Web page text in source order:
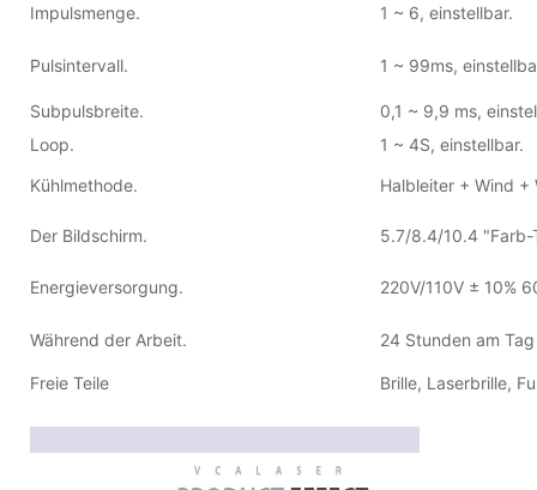
Impulsmenge. 1 ~ 6, einstellbar.
Pulsintervall. 1 ~ 99ms,
Subpulsbreite.
0,1 ~ 9,9 ms,
Loop.
1 ~ 4S, einstellbar.
Kühlmethode.
Halbleiter + Wind +
Der Bildschirm. 5.7/8.4/10.4 "Farb-
Energieversorgung. 220V/110V ± 10%
Während der Arbeit. 24 Stunden am
Freie Teile Brille, Laserbrille,